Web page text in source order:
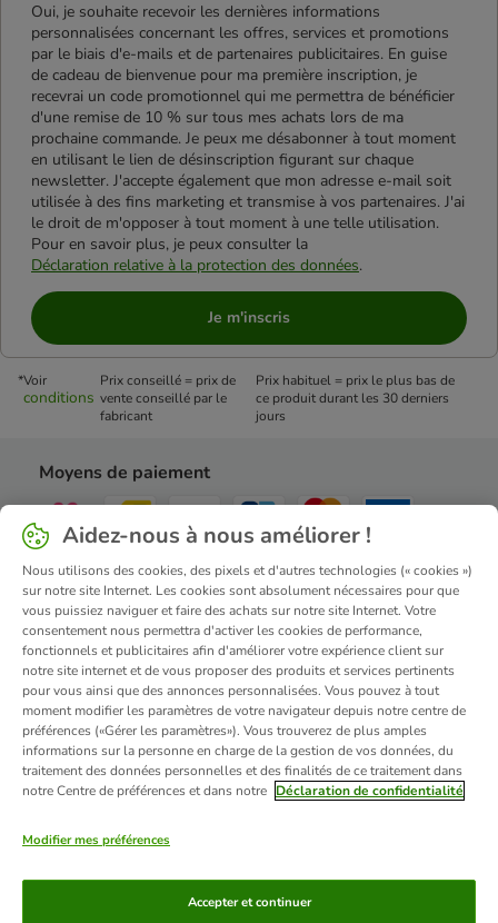
Oui, je souhaite recevoir les dernières informations
personnalisées concernant les offres, services et promotions
par le biais d'e-mails et de partenaires publicitaires. En guise
de cadeau de bienvenue pour ma première inscription, je
recevrai un code promotionnel qui me permettra de bénéficier
d'une remise de 10 % sur tous mes achats lors de ma
prochaine commande. Je peux me désabonner à tout moment
en utilisant le lien de désinscription figurant sur chaque
newsletter. J'accepte également que mon adresse e-mail soit
utilisée à des fins marketing et transmise à vos partenaires. J'ai
le droit de m'opposer à tout moment à une telle utilisation.
Pour en savoir plus, je peux consulter la
Déclaration relative à la protection des données.
Je m'inscris
*Voir
conditions
Prix conseillé = prix de
vente conseillé par le
fabricant
Prix habituel = prix le plus bas de
ce produit durant les 30 derniers
jours
Moyens de paiement
Livraison
Sécurité
Mentions légales Conditions Générales de Vente
Frais et délai de livraison
Confidentialité
Virement bancaire
Aidez-nous à nous améliorer !
Nous utilisons des cookies, des pixels et d'autres technologies (« cookies »)
sur notre site Internet. Les cookies sont absolument nécessaires pour que
vous puissiez naviguer et faire des achats sur notre site Internet. Votre
consentement nous permettra d'activer les cookies de performance,
fonctionnels et publicitaires afin d'améliorer votre expérience client sur
notre site internet et de vous proposer des produits et services pertinents
pour vous ainsi que des annonces personnalisées. Vous pouvez à tout
moment modifier les paramètres de votre navigateur depuis notre centre de
préférences («Gérer les paramètres»). Vous trouverez de plus amples
informations sur la personne en charge de la gestion de vos données, du
traitement des données personnelles et des finalités de ce traitement dans
notre Centre de préférences et dans notre Déclaration de confidentialité
Modifier mes préférences
Accepter et continuer